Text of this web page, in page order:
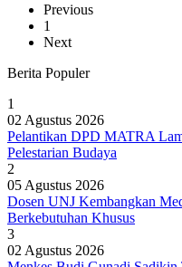
Previous
1
Next
Berita Populer
1
02 Agustus 2026
Pelantikan DPD MATRA
Pelestarian Budaya
2
05 Agustus 2026
Dosen UNJ Kembangkan
Berkebutuhan Khusus
3
02 Agustus 2026